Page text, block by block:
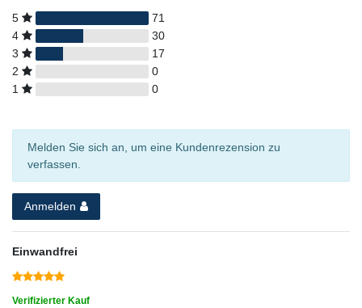
5
71
4
30
3
17
2
0
1
0
Melden Sie sich an, um eine Kundenrezension zu
verfassen.
Anmelden
Einwandfrei
Verifizierter Kauf